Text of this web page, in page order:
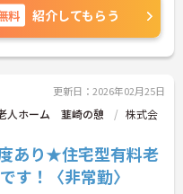
していただ
スが少ないの
せくださ
料 紹介してもらう
更新日：2026年02月25日
人ホーム 韮崎の憩
株式会
あり★住宅型有料老
す！〈非常勤〉